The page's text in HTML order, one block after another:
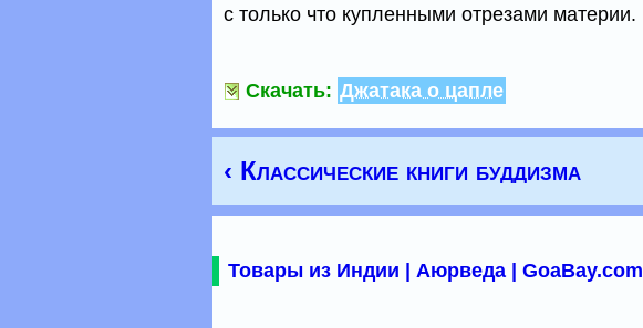
с только что купленными отрезами материи.
Скачать: Джатака о цапле
‹ Классические книги буддизма
Товары из Индии | Аюрведа | GoaBay.com